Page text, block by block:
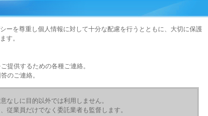
ーを尊重し個人情報に対して十分な配慮を行うとともに、大切に保護
す。
提供するための各種ご連絡。
のご連絡。
なしに目的以外では利用しません。
従業員だけでなく委託業者も監督します。